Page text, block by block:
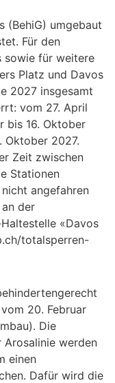
(BehiG) umgebaut
Für den
sowie für weitere
Platz und Davos
2027 insgesamt
vom 27. April
bis 16. Oktober
Oktober 2027.
Zeit zwischen
Stationen
angefahren
der
«Davos
totalsperren-
20. Februar
Die
Arosalinie werden
einen
Dafür wird die